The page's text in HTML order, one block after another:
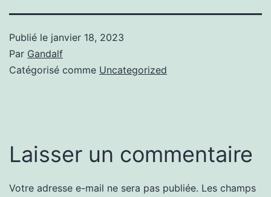
Publié le janvier 18, 2023
Par Gandalf
Catégorisé comme Uncategorized
Laisser un commentaire
Votre adresse e-mail ne sera pas publiée. Les champs